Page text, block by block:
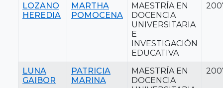
LOZANO
HEREDIA
MARTHA
POMOCENA
MAESTRÍA EN
DOCENCIA
UNIVERSITARIA
E
INVESTIGACIÓN
EDUCATIVA
LUNA
GAIBOR
PATRICIA
MARINA
MAESTRÍA EN
DOCENCIA